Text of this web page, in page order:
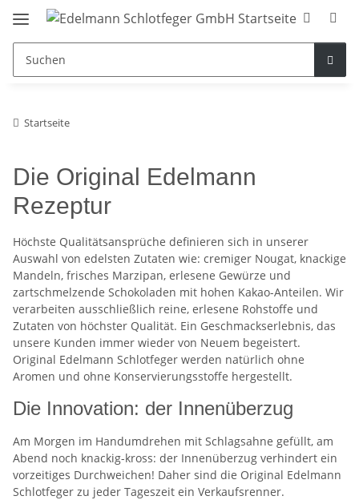
Startseite
Die Original Edelmann
Rezeptur
Höchste Qualitätsansprüche definieren sich in unserer
Auswahl von edelsten Zutaten wie: cremiger Nougat, knackige
Mandeln, frisches Marzipan, erlesene Gewürze und
zartschmelzende Schokoladen mit hohen Kakao-Anteilen. Wir
verarbeiten ausschließlich reine, erlesene Rohstoffe und
Zutaten von höchster Qualität. Ein Geschmackserlebnis, das
unsere Kunden immer wieder von Neuem begeistert.
Original Edelmann Schlotfeger werden natürlich ohne
Aromen und ohne Konservierungsstoffe hergestellt.
Die Innovation: der Innenüberzug
Am Morgen im Handumdrehen mit Schlagsahne gefüllt, am
Abend noch knackig-kross: der Innenüberzug verhindert ein
vorzeitiges Durchweichen! Daher sind die Original Edelmann
Schlotfeger zu jeder Tageszeit ein Verkaufsrenner.